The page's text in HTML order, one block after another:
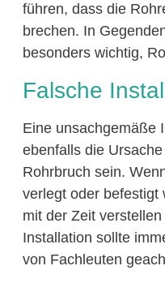
führen, dass die
brechen. In
besonders wichtig,
Falsche
Eine unsachgemäße
ebenfalls die
Rohrbruch sein.
verlegt oder befestigt
mit der Zeit
Installation sollte
von Fachleuten